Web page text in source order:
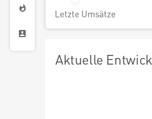
Letzte Umsätze
Aktuelle